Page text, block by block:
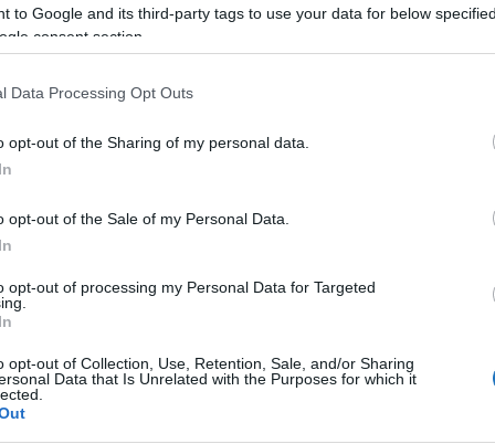
to Google and its third-party tags to use your data for below
consent section.
Data Processing Opt Outs
opt-out of the Sharing of my personal data.
opt-out of the Sale of my Personal Data.
opt-out of processing my Personal Data for Targeted
opt-out of Collection, Use, Retention, Sale, and/or Sharing
Data that Is Unrelated with the Purposes for which it
legalább 15 perccel meg kell történnie. Az
honlapjánolvasható.
a nyugati szaunázási szokásoknak megfelelően
hőmérséklet mellett, biztonságos
ők is megismerkedhetnek a szaunázás
Fürdőben
kínál megoldást a
5. közötti időszak valamennyi napján változatos és
fürdőkomplexum. A fürdő gyermekvilágában a
igyekeznek feledhetetlenné tenni az őszi szünetet